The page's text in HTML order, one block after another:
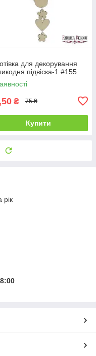
для декорування
підвіска-1 #155
₴ 75 ₴
Купити
рік